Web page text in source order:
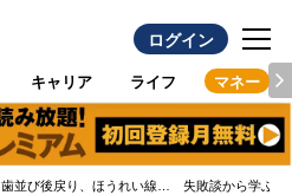
ログイン
キャリア ライフ マネー
歯並び後戻り、ほうれい線… 失敗談から学ぶ歯